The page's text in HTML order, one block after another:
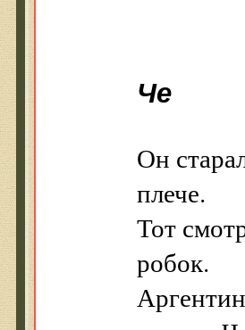
Че
Он
плече.
Тот
робок.